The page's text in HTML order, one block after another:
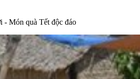
- Món quà Tết độc đáo